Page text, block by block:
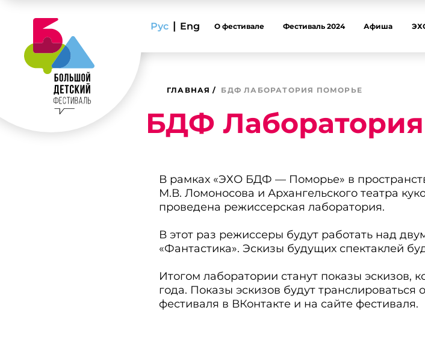
Рус | Eng О фестивале Фестиваль 2024 Афиша
ГЛАВНАЯ БДФ ЛАБОРАТОРИЯ ПОМОРЬЕ
БДФ
В рамках «ЭХО БДФ — Поморье» в
М.В. Ломоносова и Архангельского театра
проведена режиссерская лаборатория.
В этот раз режиссеры будут работать над
«Фантастика». Эскизы будущих спектаклей
Итогом лаборатории станут показы эскизов,
года. Показы эскизов будут
фестиваля в ВКонтакте и на сайте фестиваля.